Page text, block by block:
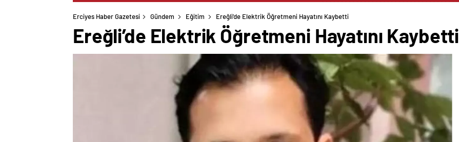
Erciyes Haber Gazetesi Gündem Eğitim Ereğli’de Elektrik Öğretmeni Hayatını Kaybetti
Ereğli’de Elektrik Öğretmeni Hayatını Kaybetti